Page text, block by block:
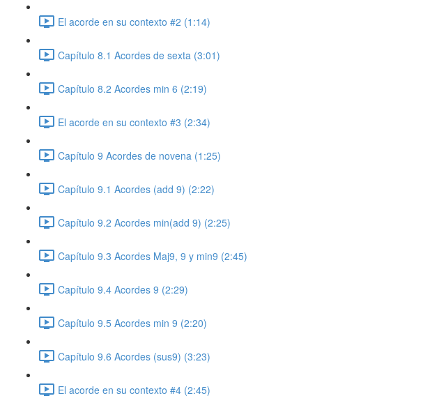
El acorde en su contexto #2 (1:14)
Capítulo 8.1 Acordes de sexta (3:01)
Capítulo 8.2 Acordes min 6 (2:19)
El acorde en su contexto #3 (2:34)
Capítulo 9 Acordes de novena (1:25)
Capítulo 9.1 Acordes (add 9) (2:22)
Capítulo 9.2 Acordes min(add 9) (2:25)
Capítulo 9.3 Acordes Maj9, 9 y min9 (2:45)
Capítulo 9.4 Acordes 9 (2:29)
Capítulo 9.5 Acordes min 9 (2:20)
Capítulo 9.6 Acordes (sus9) (3:23)
El acorde en su contexto #4 (2:45)